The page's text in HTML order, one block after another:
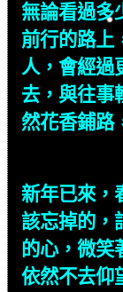
無論看過多
前行的路上
人，會經過
去，與往事
然花香鋪路
新年已來，
該忘掉的，
的心，微笑
依然不去仰